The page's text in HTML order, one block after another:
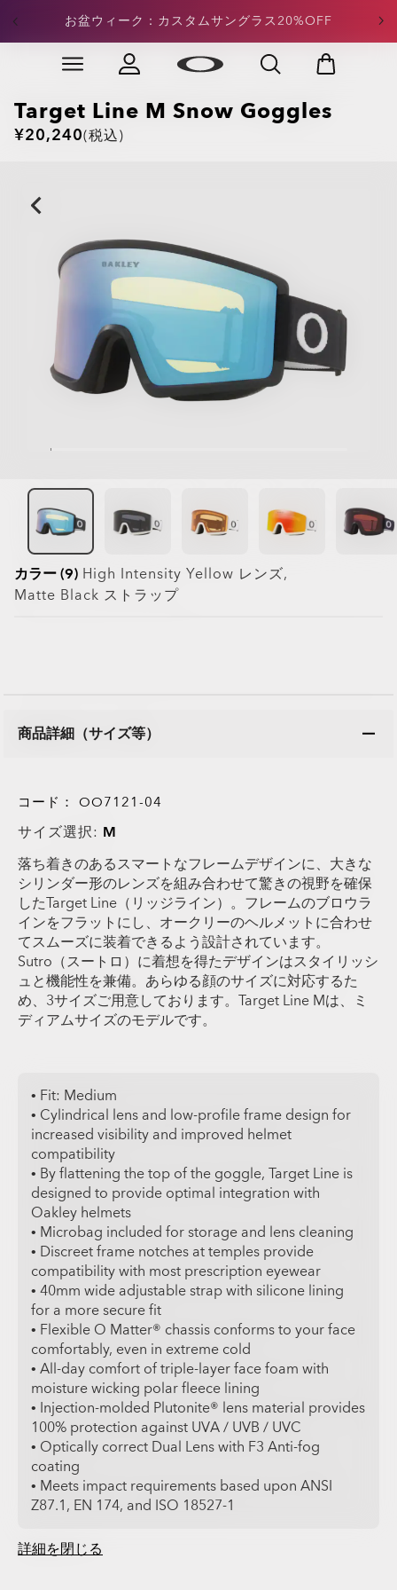
Skip to
お盆ウィーク：カスタムサングラス20%OFF
定価アパレル：合計¥15,000以上のご注文で20%OFFが
適用
Slide 3 of 4. 定価アパレル：合計¥15,000以上のご注文で
Target Line M Snow Goggles
¥20,240(税込)
カラー (9) High Intensity Yellow レンズ,
Matte Black ストラップ
商品詳細（サイズ等）
コード： OO7121-04
サイズ選択: M
落ち着きのあるスマートなフレームデザインに、大きな
シリンダー形のレンズを組み合わせて驚きの視野を確保
したTarget Line（リッジライン）。フレームのブロウラ
インをフラットにし、オークリーのヘルメットに合わせ
てスムーズに装着できるよう設計されています。
Sutro（スートロ）に着想を得たデザインはスタイリッシ
ュと機能性を兼備。あらゆる顔のサイズに対応するた
め、3サイズご用意しております。Target Line Mは、ミ
ディアムサイズのモデルです。
詳細を閉じる
• Fit: Medium
• Cylindrical lens and low-profile frame design for
increased visibility and improved helmet
compatibility
• By flattening the top of the goggle, Target Line is
designed to provide optimal integration with
Oakley helmets
• Microbag included for storage and lens cleaning
• Discreet frame notches at temples provide
compatibility with most prescription eyewear
• 40mm wide adjustable strap with silicone lining
for a more secure fit
• Flexible O Matter® chassis conforms to your face
comfortably, even in extreme cold
• All-day comfort of triple-layer face foam with
moisture wicking polar fleece lining
• Injection-molded Plutonite® lens material provides
100% protection against UVA / UVB / UVC
• Optically correct Dual Lens with F3 Anti-fog
coating
• Meets impact requirements based upon ANSI
Z87.1, EN 174, and ISO 18527-1